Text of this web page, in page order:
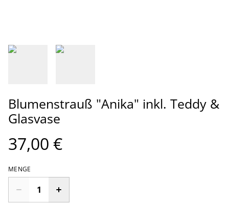
Blumenstrauß "Anika" inkl. Teddy &
Glasvase
37,00 €
MENGE